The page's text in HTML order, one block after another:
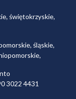
świętokrzyskie,
śląskie,
3022 4431